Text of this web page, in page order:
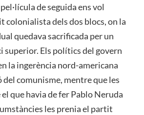
de seguida ens vol
colonialista dels dos blocs, on la
quedava sacrificada per un
superior. Els polítics del govern
la ingerència nord-americana
del comunisme, mentre que les
que havia de fer Pablo Neruda
les prenia el partit